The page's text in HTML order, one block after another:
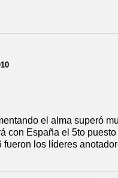
el alma superó
con España el 5to
los líderes